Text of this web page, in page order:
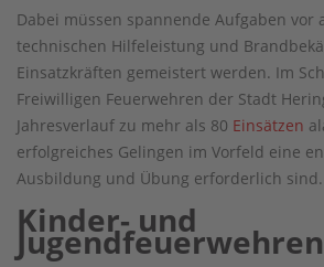
Dabei müssen spannende Aufgaben vor
technischen Hilfeleistung und
Einsatzkräften gemeistert werden. Im
Freiwilligen Feuerwehren der Stadt
Jahresverlauf zu mehr als 80 Einsätzen
erfolgreiches Gelingen im Vorfeld eine
Ausbildung und Übung erforderlich sind.
Kinder- und
Jugendfeuerwehren